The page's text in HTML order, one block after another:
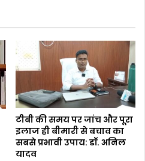
टीबी की समय पर जांच और पूरा
इलाज ही बीमारी से बचाव का
सबसे प्रभावी उपाय: डॉ. अनिल
यादव